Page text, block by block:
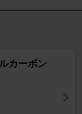
カーボン